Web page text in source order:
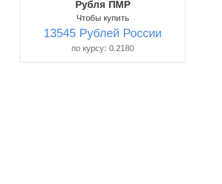
Рубля ПМР
Чтобы купить
13545 Рублей России
по курсу: 0.2180